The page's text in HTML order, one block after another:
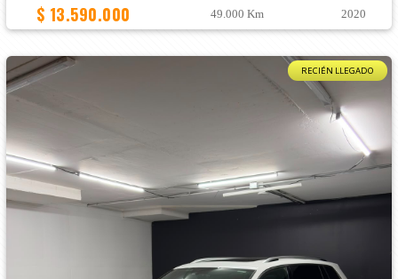
$ 13.590.000 49.000 Km 2020
RECIÉN LLEGADO